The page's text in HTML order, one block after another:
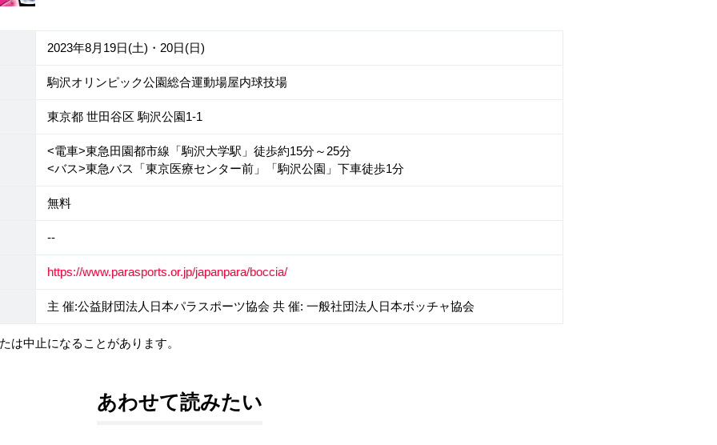
2023年8月19日(土)・20日(日)
駒沢オリンピック公園総合運動場屋内球技場
東京都 世田谷区 駒沢公園1-1
<電車>東急田園都市線「駒沢大学駅」徒歩約15分～25分
<バス>東急バス「東京医療センター前」「駒沢公園」下車徒歩1分
無料
--
https://www.parasports.or.jp/japanpara/boccia/
主 催:公益財団法人日本パラスポーツ協会 共 催: 一般社団法人日本ボッチャ協会
中止になることがあります。
あわせて読みたい